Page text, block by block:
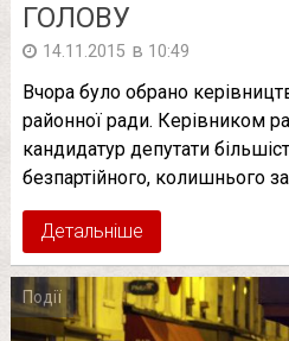
ГОЛОВУ
14.11.2015 в 10:49
Вчора було обрано
районної ради. Керівником
кандидатур депутати
безпартійного, колишнього
Детальніше
Події